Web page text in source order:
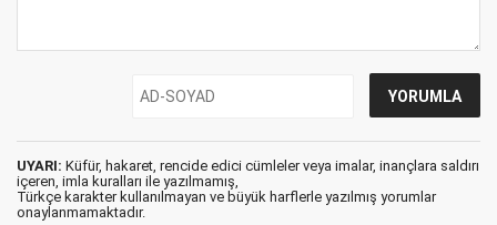
UYARI: Küfür, hakaret, rencide edici cümleler veya imalar, inançlara saldırı
içeren, imla kuralları ile yazılmamış,
Türkçe karakter kullanılmayan ve büyük harflerle yazılmış yorumlar
onaylanmamaktadır.